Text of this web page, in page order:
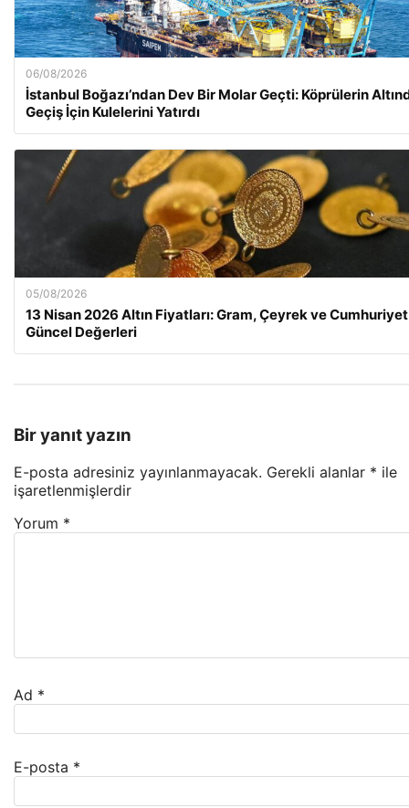
06/08/2026
İstanbul Boğazı’ndan Dev Bir Molar Geçti: Köprülerin
Geçiş İçin Kulelerini Yatırdı
05/08/2026
13 Nisan 2026 Altın Fiyatları: Gram, Çeyrek ve Cumhuriyet
Güncel Değerleri
Bir yanıt yazın
E-posta adresiniz yayınlanmayacak. Gerekli alanlar * ile
işaretlenmişlerdir
Yorum *
Ad *
E-posta *